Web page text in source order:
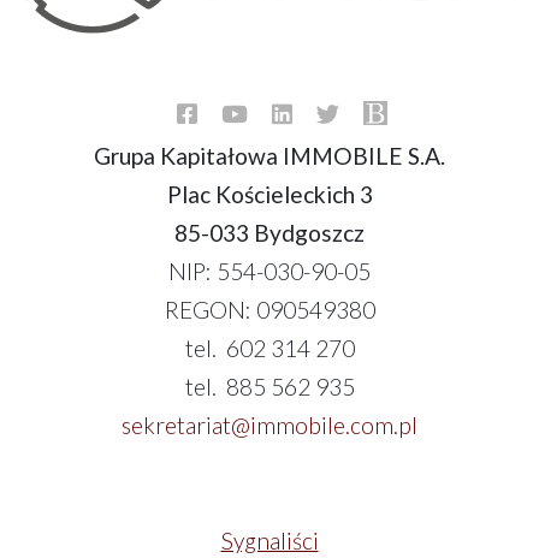
Grupa Kapitałowa IMMOBILE S.A.
Plac Kościeleckich 3
85-033 Bydgoszcz
NIP: 554-030-90-05
REGON: 090549380
tel. 602 314 270
tel. 885 562 935
sekretariat@immobile.com.pl
Sygnaliści